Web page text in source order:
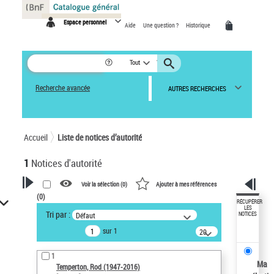
Espace personnel Aide Une question ? Historique
Tout
Recherche avancée AUTRES RECHERCHES
Accueil Liste de notices d’autorité
1 Notices d'autorité
VOTRE RECHERCHE
Recherche avancée dans les
notices d’autorité
Œuvres liées à l'auteur :
Temperton, Rod (1947-2016)
Voir la sélection (0) Ajouter à mes références
(0)
Tri par : Défaut
sur 1
20
résultats/page
1
Temperton, Rod (1947-2016)
RÉCUPÉRER
LES
NOTICES
Ma
Panneau de gestion des cookies